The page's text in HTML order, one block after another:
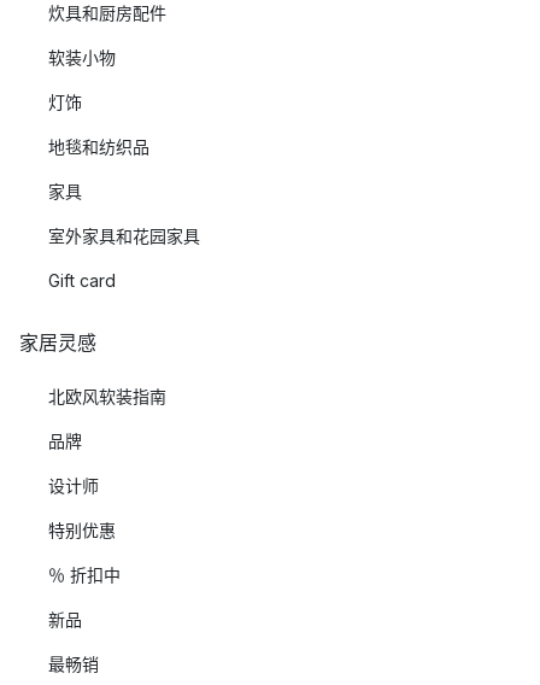
炊具和厨房配件
软装小物
灯饰
地毯和纺织品
家具
室外家具和花园家具
Gift card
家居灵感
北欧风软装指南
品牌
设计师
特别优惠
％ 折扣中
新品
最畅销